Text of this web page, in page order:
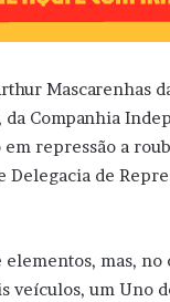
Mascarenhas
da Companhia
repressão a
Delegacia de
mas,
um Uno